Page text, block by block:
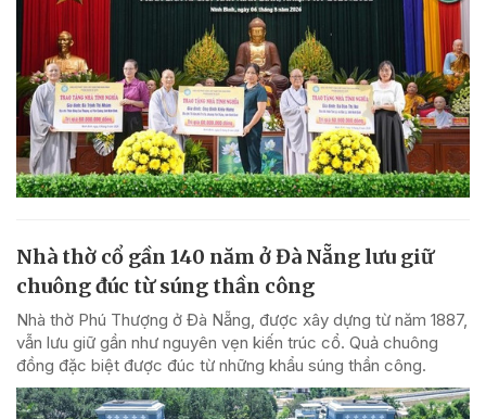
Nhà thờ cổ gần 140 năm ở Đà Nẵng lưu giữ
chuông đúc từ súng thần công
Nhà thờ Phú Thượng ở Đà Nẵng, được xây dựng từ năm 1887,
vẫn lưu giữ gần như nguyên vẹn kiến trúc cổ. Quả chuông
đồng đặc biệt được đúc từ những khẩu súng thần công.